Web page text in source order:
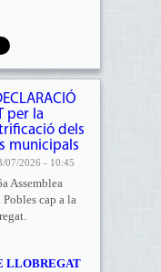
per la
dels
municipals
07/2026 - 10:45
Assemblea
cap a la
LLOBREGAT